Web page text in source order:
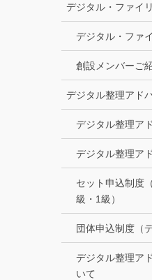
デジタル・ファイ
デジタル・ファ
創設メンバーご
デジタル整理アド
デジタル整理ア
デジタル整理ア
セット申込制度
級・1級）
団体申込制度（
デジタル整理ア
いて